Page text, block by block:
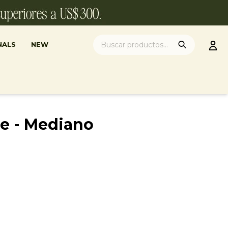
NEW
- Mediano